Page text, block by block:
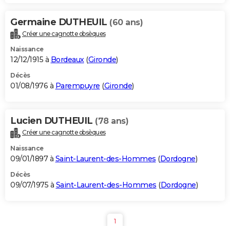
Germaine DUTHEUIL (60 ans)
Créer une cagnotte obsèques
Naissance
12/12/1915 à Bordeaux(Gironde)
Décès
01/08/1976 à Parempuyre (Gironde)
Lucien DUTHEUIL (78 ans)
Créer une cagnotte obsèques
Naissance
09/01/1897 à Saint-Laurent-des-Hommes (Dordogne)
Décès
09/07/1975 à Saint-Laurent-des-Hommes (Dordogne)
1